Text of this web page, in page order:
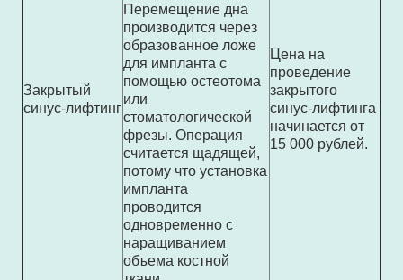
Закрытый
синус-лифтинг
Перемещение дна
производится через
образованное ложе
для импланта с
помощью остеотома
или
стоматологической
фрезы. Операция
считается щадящей,
потому что установка
импланта
проводится
одновременно с
наращиванием
объема костной
Цена на
проведение
закрытого
синус-лифтинга
начинается от
15 000 рублей.